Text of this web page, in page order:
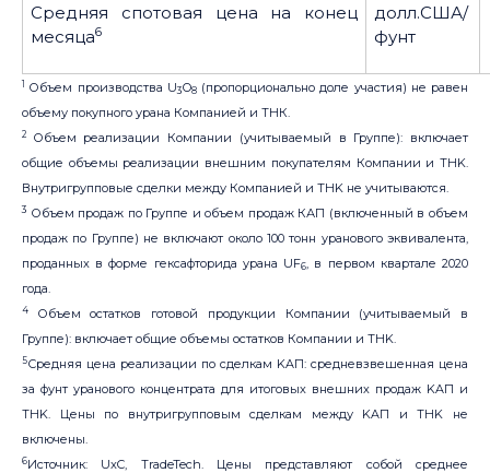
Средняя спотовая цена на конец
месяца6
долл.США/
фунт
1 Объем производства U3O8(пропорционально доле участия) не равен
объему покупного урана Компанией и ТНК.
2
Объем реализации Компании (учитываемый в Группе): включает
общие объемы реализации внешним покупателям Компании и THK.
Внутригрупповые сделки между Компанией и THK не учитываются.
3 Объем продаж по Группе и объем продаж КАП (включенный в объем
продаж по Группе) не включают около 100 тонн уранового эквивалента,
проданных в форме гексафторида урана UF6
, в первом квартале 2020
года.
4
Объем остатков готовой продукции Компании (учитываемый в
Группе): включает общие объемы остатков Компании и THK.
5Средняя цена реализации по сделкам KAП: средневзвешенная цена
за фунт уранового концентрата для итоговых внешних продаж KAП и
THK. Цены по внутригрупповым сделкам между KAП и THK не
включены.
6Источник: UxC, TradeTech. Цены представляют собой среднее